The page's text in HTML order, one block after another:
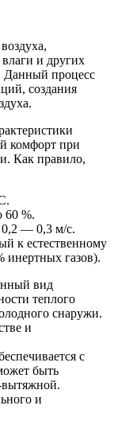
и других
Данный процесс
создания
комфорт при
Как правило,
60 %.
0,2 — 0,3 м/с.
к естественному
инертных газов).
вид
теплого
снаружи.
и
с
быть
и